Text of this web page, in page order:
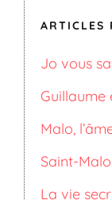
ARTICLES
Jo vous
Guillaume
Malo,
Saint-
La vie